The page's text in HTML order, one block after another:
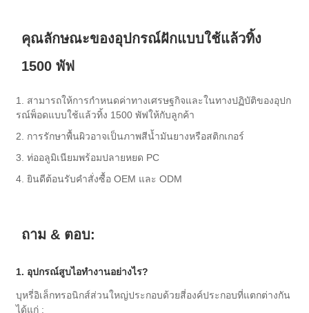
คุณลักษณะของอุปกรณ์ฝักแบบใช้แล้วทิ้ง
1500 พัฟ
1. สามารถให้การกำหนดค่าทางเศรษฐกิจและในทางปฏิบัติของอุปก
รณ์พ็อดแบบใช้แล้วทิ้ง 1500 พัฟให้กับลูกค้า
2. การรักษาพื้นผิวอาจเป็นภาพสีน้ำมันยางหรือสติกเกอร์
3. ท่ออลูมิเนียมพร้อมปลายหยด PC
4. ยินดีต้อนรับคำสั่งซื้อ OEM และ ODM
ถาม & ตอบ:
1. อุปกรณ์สูบไอทำงานอย่างไร?
บุหรี่อิเล็กทรอนิกส์ส่วนใหญ่ประกอบด้วยสี่องค์ประกอบที่แตกต่างกัน
ได้แก่ :